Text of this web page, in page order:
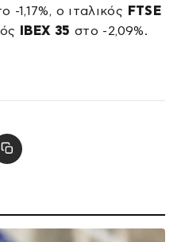
-1,17%, ο ιταλικός FTSE
IBEX 35 στο -2,09%.